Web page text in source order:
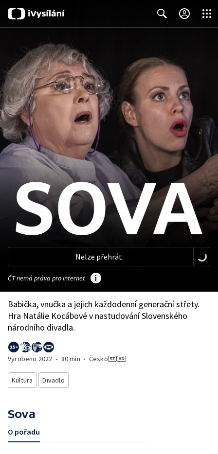
Nelze přehrát
ČT nemá práva pro internet
Babička, vnučka a jejich každodenní generační střety.
Hra Natálie Kocábové v nastudování Slovenského
národního divadla.
Vyrobeno 2022 • 80 min • Česko
Kultura Divadlo
Sova
O pořadu